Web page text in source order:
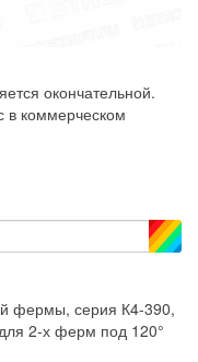
окончательной.
в коммерческом
фермы, серия К4-390,
2-х ферм под 120°